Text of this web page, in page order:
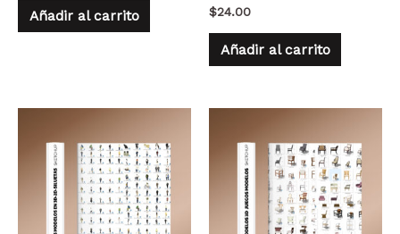
Añadir al carrito $24.00
Añadir al carrito